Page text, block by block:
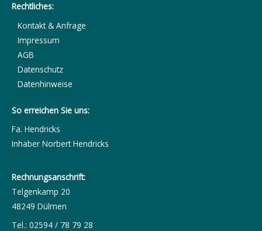
Rechtliches:
Kontakt & Anfrage
Impressum
AGB
Datenschutz
Datenhinweise
So erreichen Sie uns:
Fa. Hendricks
Inhaber Norbert Hendricks
Rechnungsanschrift:
Telgenkamp 20
48249 Dülmen
Tel.: 02594 / 78 79 28